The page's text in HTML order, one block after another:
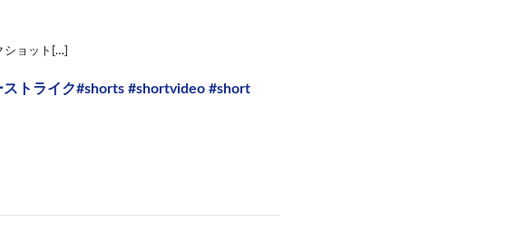
ショット[…]
トライク#shorts #shortvideo #short